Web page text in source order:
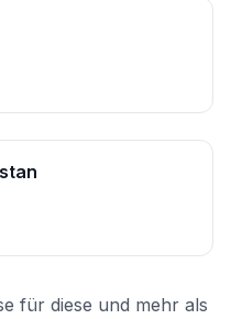
für diese und mehr als